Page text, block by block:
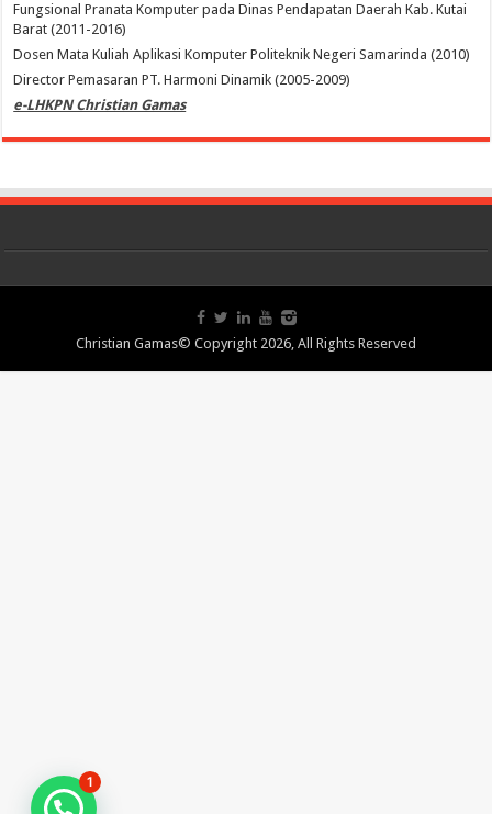
Fungsional Pranata Komputer pada Dinas Pendapatan Daerah Kab. Kutai
Barat (2011-2016)
Dosen Mata Kuliah Aplikasi Komputer Politeknik Negeri Samarinda (2010)
Director Pemasaran PT. Harmoni Dinamik (2005-2009)
e-LHKPN Christian Gamas
Christian Gamas© Copyright 2026, All Rights Reserved
1